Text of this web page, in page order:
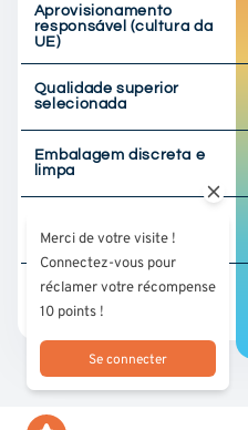
Aprovisionamento
responsável (cultura da
UE)
Qualidade superior
selecionada
Embalagem discreta e
limpa
gratuita
Programa de fidelização
clientes
Merci de votre visite !
Connectez-vous pour
réclamer votre récompense
10 points !
Se connecter